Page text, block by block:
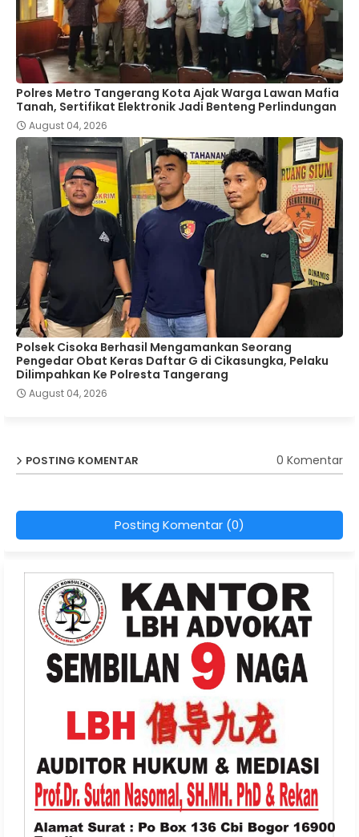
Polres Metro Tangerang Kota Ajak Warga Lawan Mafia
Tanah, Sertifikat Elektronik Jadi Benteng Perlindungan
August 04, 2026
Polsek Cisoka Berhasil Mengamankan Seorang
Pengedar Obat Keras Daftar G di Cikasungka, Pelaku
Dilimpahkan Ke Polresta Tangerang
August 04, 2026
POSTING KOMENTAR 0 Komentar
Posting Komentar (0)